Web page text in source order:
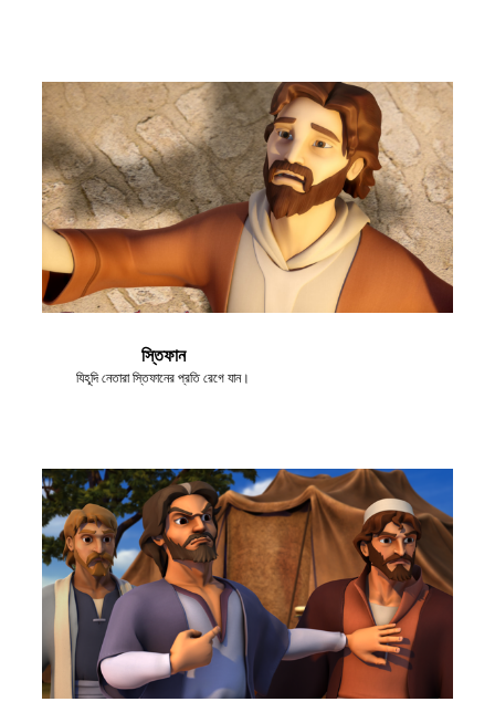
স্তিফান
যিহূদি নেতারা স্তিফানের প্রতি রেগে যান।